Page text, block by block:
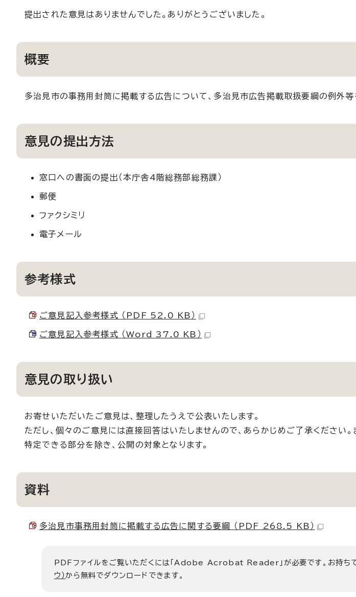
提出された意見はありませんでした。ありがとうございました。
概要
多治見市の事務用封筒に掲載する広告について、多治見市広告掲載取扱要綱の例外等
意見の提出方法
窓口への書面の提出（本庁舎4階総務部総務課）
郵便
ファクシミリ
電子メール
参考様式
ご意見記入参考様式 （PDF 52.0 KB）
ご意見記入参考様式 （Word 37.0 KB）
意見の取り扱い
お寄せいただいたご意見は、整理したうえで公表いたします。
ただし、個々のご意見には直接回答はいたしませんので、あらかじめご了承ください
特定できる部分を除き、公開の対象となります。
資料
多治見市事務用封筒に掲載する広告に関する要綱 （PDF 268.5 KB）
PDFファイルをご覧いただくには「Adobe Acrobat Reader」が必要です。お持ち
ウ）から無料でダウンロードできます。